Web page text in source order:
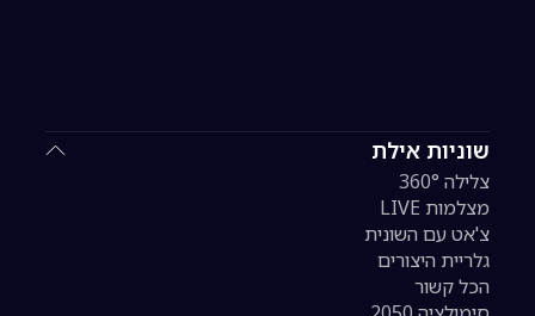
שוניות אילת
צלילה 360°
מצלמות LIVE
צ'אט עם השונית
גלריית היצורים
הכל קשור